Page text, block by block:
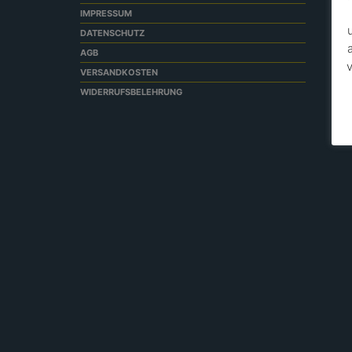
IMPRESSUM
DATENSCHUTZ
AGB
VERSANDKOSTEN
WIDERRUFSBELEHRUNG